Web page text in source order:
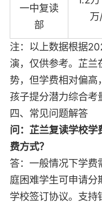
一中复读
部
注：以上数据根据
演，仅供参考。芷
势，但学费相对偏高
孩子提分潜力综合考
四、常见问题解答
问：芷兰复读学校
费方式？
答：一般情况下学费
庭困难学生可申请分
学校签订协议。支